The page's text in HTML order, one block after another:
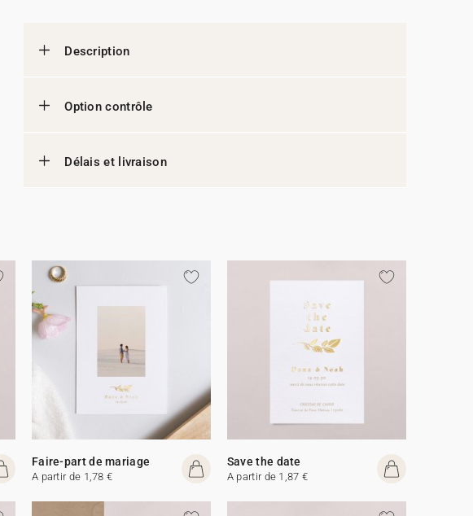
Description
Option contrôle
Délais et livraison
Faire-part de mariage
A partir de 1,78 €
Save the date
A partir de 1,87 €